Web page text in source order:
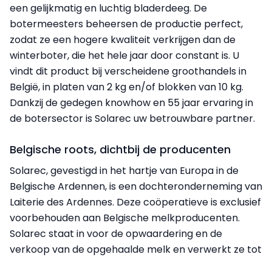
een gelijkmatig en luchtig bladerdeeg. De
botermeesters beheersen de productie perfect,
zodat ze een hogere kwaliteit verkrijgen dan de
winterboter, die het hele jaar door constant is. U
vindt dit product bij verscheidene groothandels in
België, in platen van 2 kg en/of blokken van 10 kg.
Dankzij de gedegen knowhow en 55 jaar ervaring in
de botersector is Solarec uw betrouwbare partner.
Belgische roots, dichtbij de producenten
Solarec, gevestigd in het hartje van Europa in de
Belgische Ardennen, is een dochteronderneming van
Laiterie des Ardennes. Deze coöperatieve is exclusief
voorbehouden aan Belgische melkproducenten.
Solarec staat in voor de opwaardering en de
verkoop van de opgehaalde melk en verwerkt ze tot